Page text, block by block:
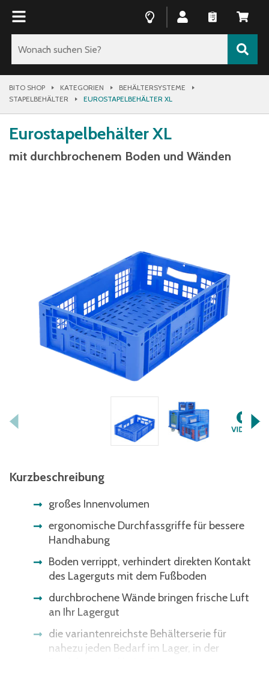
BITO SHOP KATEGORIEN
BEHÄLTERSYSTEME
STAPELBEHÄLTER
EUROSTAPELBEHÄLTER XL
Eurostapelbehälter XL
mit durchbrochenem Boden und Wänden
Kurzbeschreibung
großes Innenvolumen
ergonomische Durchfassgriffe für bessere
Handhabung
Boden verrippt, verhindert direkten Kontakt
des Lagerguts mit dem Fußboden
durchbrochene Wände bringen frische Luft
an Ihr Lagergut
die variantenreichste Behälterserie für
nahezu jeden Bedarf im Lager, in der